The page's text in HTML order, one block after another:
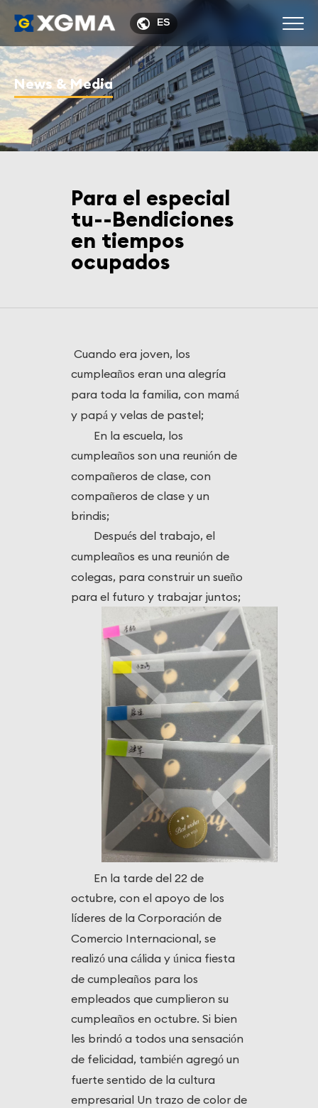
 ES
News & Media
Para el especial
tu--Bendiciones
en tiempos
ocupados
Cuando era joven, los
cumpleaños eran una alegría
para toda la familia, con mamá
y papá y velas de pastel;
En la escuela, los
cumpleaños son una reunión de
compañeros de clase, con
compañeros de clase y un
brindis;
Después del trabajo, el
cumpleaños es una reunión de
colegas, para construir un sueño
para el futuro y trabajar juntos;
En la tarde del 22 de
octubre, con el apoyo de los
líderes de la Corporación de
Comercio Internacional, se
realizó una cálida y única fiesta
de cumpleaños para los
empleados que cumplieron su
cumpleaños en octubre. Si bien
les brindó a todos una sensación
de felicidad, también agregó un
fuerte sentido de la cultura
empresarial Un trazo de color de